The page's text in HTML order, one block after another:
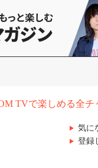
TVで楽しめる全
気に
登録